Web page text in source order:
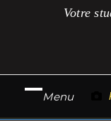
Votre
Menu